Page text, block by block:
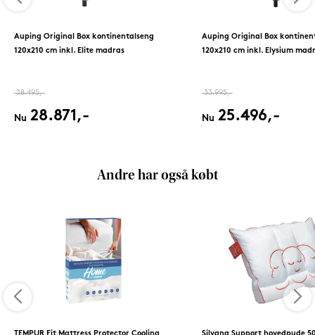
Auping Original Box kontinentalseng
120x210 cm inkl. Elite madras
38.495,-
Nu 28.871,-
Auping Original Box
120x210 cm inkl. Elysium
33.995,-
Nu 25.496,-
Andre har også købt